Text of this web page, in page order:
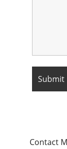
Contact